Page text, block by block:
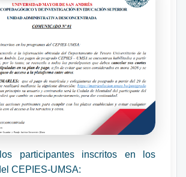
participantes inscritos en los
CEPIES-UMSA: